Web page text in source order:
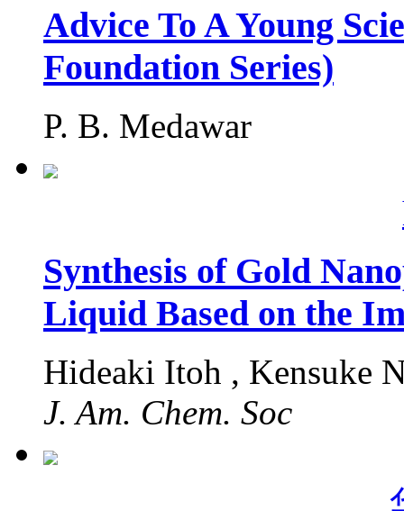
Advice To A Young
Foundation Series)
P. B. Medawar
Synthesis of Gold
Liquid Based on the
Hideaki Itoh , Kensuke
J. Am. Chem. Soc